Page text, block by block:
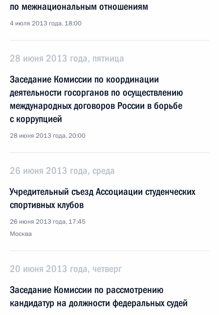
по межнациональным отношениям
4 июля 2013 года, 18:00
28 июня 2013 года, пятница
Заседание Комиссии по координации
деятельности госорганов по осуществлению
международных договоров России в борьбе
с коррупцией
28 июня 2013 года, 20:00
26 июня 2013 года, среда
Учредительный съезд Ассоциации студенческих
спортивных клубов
26 июня 2013 года, 17:45
Москва
20 июня 2013 года, четверг
Заседание Комиссии по рассмотрению
кандидатур на должности федеральных судей